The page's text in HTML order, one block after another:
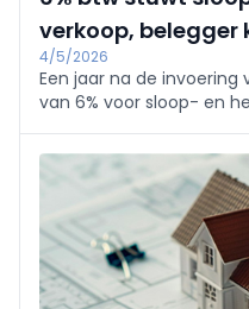
verkoop, belegger
4/5/2026
Een jaar na de
van 6% voor sloop- en
9%, terwijl de bredere
verzwakken.